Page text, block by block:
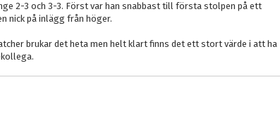
2-3 och 3-3. Först var han snabbast till första stolpen på ett
nick på inlägg från höger.
brukar det heta men helt klart finns det ett stort värde i att ha